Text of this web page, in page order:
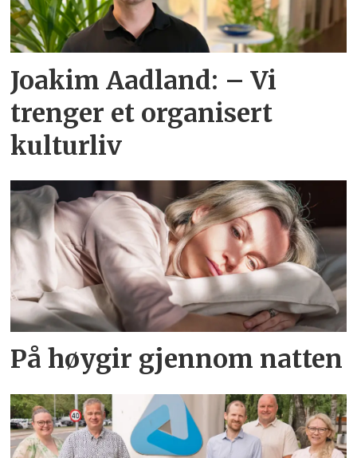
Joakim Aadland: – Vi
trenger et organisert
kulturliv
På høygir gjennom natten